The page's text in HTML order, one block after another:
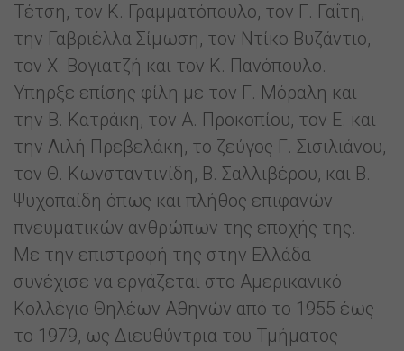
Τέτση, τον Κ. Γραμματόπουλο, τον Γ. Γαΐτη,
την Γαβριέλλα Σίμωση, τον Ντίκο Βυζάντιο,
τον Χ. Βογιατζή και τον Κ. Πανόπουλο.
Υπηρξε επίσης φίλη με τον Γ. Μόραλη και
την Β. Κατράκη, τον Α. Προκοπίου, τον Ε. και
την Λιλή Πρεβελάκη, το ζεύγος Γ. Σισιλιάνου,
τον Θ. Κωνσταντινίδη, Β. Σαλλιβέρου, και Β.
Ψυχοπαίδη όπως και πλήθος επιφανών
πνευματικών ανθρώπων της εποχής της.
Με την επιστροφή της στην Ελλάδα
συνέχισε να εργάζεται στο Αμερικανικό
Κολλέγιο Θηλέων Αθηνών από το 1955 έως
το 1979, ως Διευθύντρια του Τμήματος